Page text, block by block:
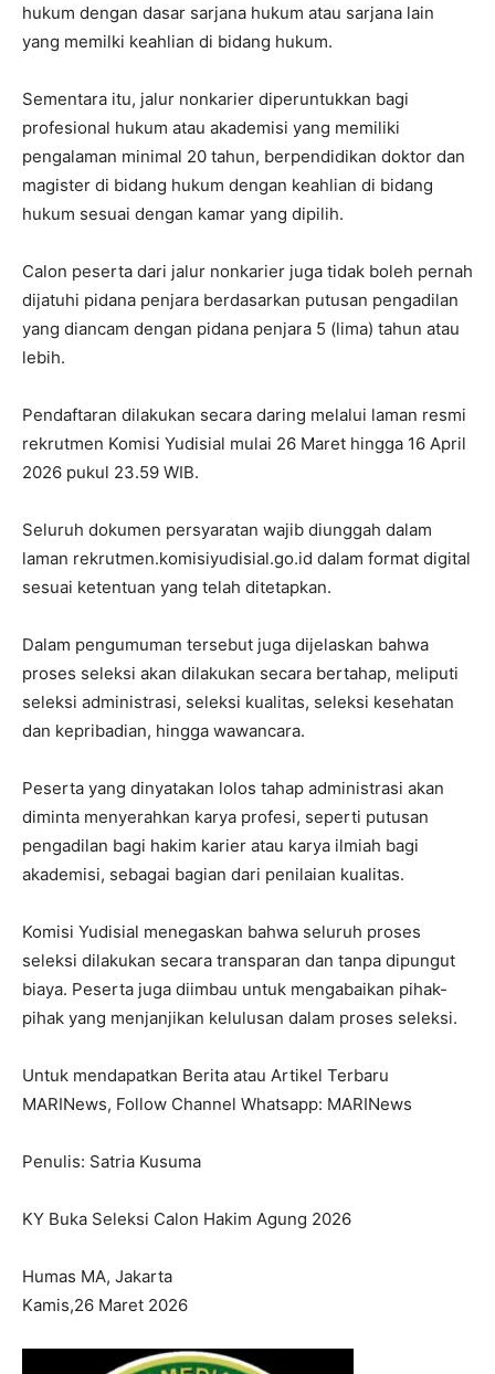
hukum dengan dasar sarjana hukum atau sarjana lain
yang memilki keahlian di bidang hukum.
Sementara itu, jalur nonkarier diperuntukkan bagi
profesional hukum atau akademisi yang memiliki
pengalaman minimal 20 tahun, berpendidikan doktor dan
magister di bidang hukum dengan keahlian di bidang
hukum sesuai dengan kamar yang dipilih.
Calon peserta dari jalur nonkarier juga tidak boleh pernah
dijatuhi pidana penjara berdasarkan putusan pengadilan
yang diancam dengan pidana penjara 5 (lima) tahun atau
lebih.
Pendaftaran dilakukan secara daring melalui laman resmi
rekrutmen Komisi Yudisial mulai 26 Maret hingga 16 April
2026 pukul 23.59 WIB.
Seluruh dokumen persyaratan wajib diunggah dalam
laman rekrutmen.komisiyudisial.go.id dalam format digital
sesuai ketentuan yang telah ditetapkan.
Dalam pengumuman tersebut juga dijelaskan bahwa
proses seleksi akan dilakukan secara bertahap, meliputi
seleksi administrasi, seleksi kualitas, seleksi kesehatan
dan kepribadian, hingga wawancara.
Peserta yang dinyatakan lolos tahap administrasi akan
diminta menyerahkan karya profesi, seperti putusan
pengadilan bagi hakim karier atau karya ilmiah bagi
akademisi, sebagai bagian dari penilaian kualitas.
Komisi Yudisial menegaskan bahwa seluruh proses
seleksi dilakukan secara transparan dan tanpa dipungut
biaya. Peserta juga diimbau untuk mengabaikan pihak-
pihak yang menjanjikan kelulusan dalam proses seleksi.
Untuk mendapatkan Berita atau Artikel Terbaru
MARINews, Follow Channel Whatsapp: MARINews
Penulis: Satria Kusuma
KY Buka Seleksi Calon Hakim Agung 2026
Humas MA, Jakarta
Kamis,26 Maret 2026